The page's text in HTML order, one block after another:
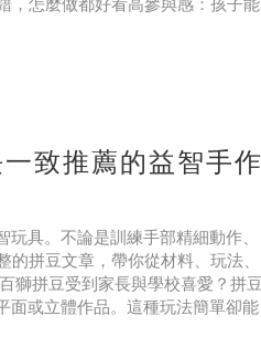
致推薦的益智手作
具。不論是訓練手部精細動作、
拼豆文章，帶你從材料、玩法、
獅拼豆受到家長與學校喜愛？拼豆
面或立體作品。這種玩法簡單卻能